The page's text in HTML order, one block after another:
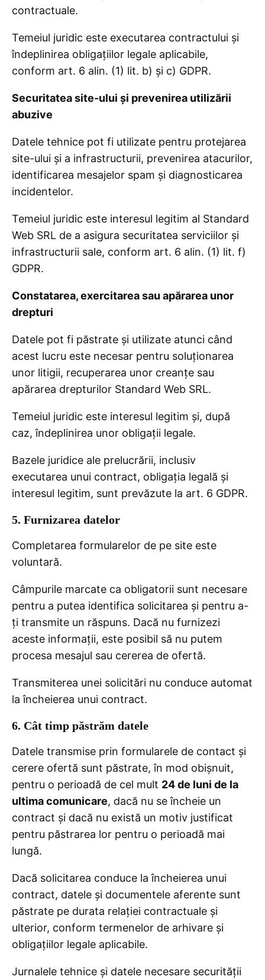
contractuale.
Temeiul juridic este executarea contractului și
îndeplinirea obligațiilor legale aplicabile,
conform art. 6 alin. (1) lit. b) și c) GDPR.
Securitatea site-ului și prevenirea utilizării
abuzive
Datele tehnice pot fi utilizate pentru protejarea
site-ului și a infrastructurii, prevenirea atacurilor,
identificarea mesajelor spam și diagnosticarea
incidentelor.
Temeiul juridic este interesul legitim al Standard
Web SRL de a asigura securitatea serviciilor și
infrastructurii sale, conform art. 6 alin. (1) lit. f)
GDPR.
Constatarea, exercitarea sau apărarea unor
drepturi
Datele pot fi păstrate și utilizate atunci când
acest lucru este necesar pentru soluționarea
unor litigii, recuperarea unor creanțe sau
apărarea drepturilor Standard Web SRL.
Temeiul juridic este interesul legitim și, după
caz, îndeplinirea unor obligații legale.
Bazele juridice ale prelucrării, inclusiv
executarea unui contract, obligația legală și
interesul legitim, sunt prevăzute la art. 6 GDPR.
5. Furnizarea datelor
Completarea formularelor de pe site este
voluntară.
Câmpurile marcate ca obligatorii sunt necesare
pentru a putea identifica solicitarea și pentru a-
ți transmite un răspuns. Dacă nu furnizezi
aceste informații, este posibil să nu putem
procesa mesajul sau cererea de ofertă.
Transmiterea unei solicitări nu conduce automat
la încheierea unui contract.
6. Cât timp păstrăm datele
Datele transmise prin formularele de contact și
cerere ofertă sunt păstrate, în mod obișnuit,
pentru o perioadă de cel mult 24 de luni de la
ultima comunicare, dacă nu se încheie un
contract și dacă nu există un motiv justificat
pentru păstrarea lor pentru o perioadă mai
lungă.
Dacă solicitarea conduce la încheierea unui
contract, datele și documentele aferente sunt
păstrate pe durata relației contractuale și
ulterior, conform termenelor de arhivare și
obligațiilor legale aplicabile.
Jurnalele tehnice și datele necesare securității